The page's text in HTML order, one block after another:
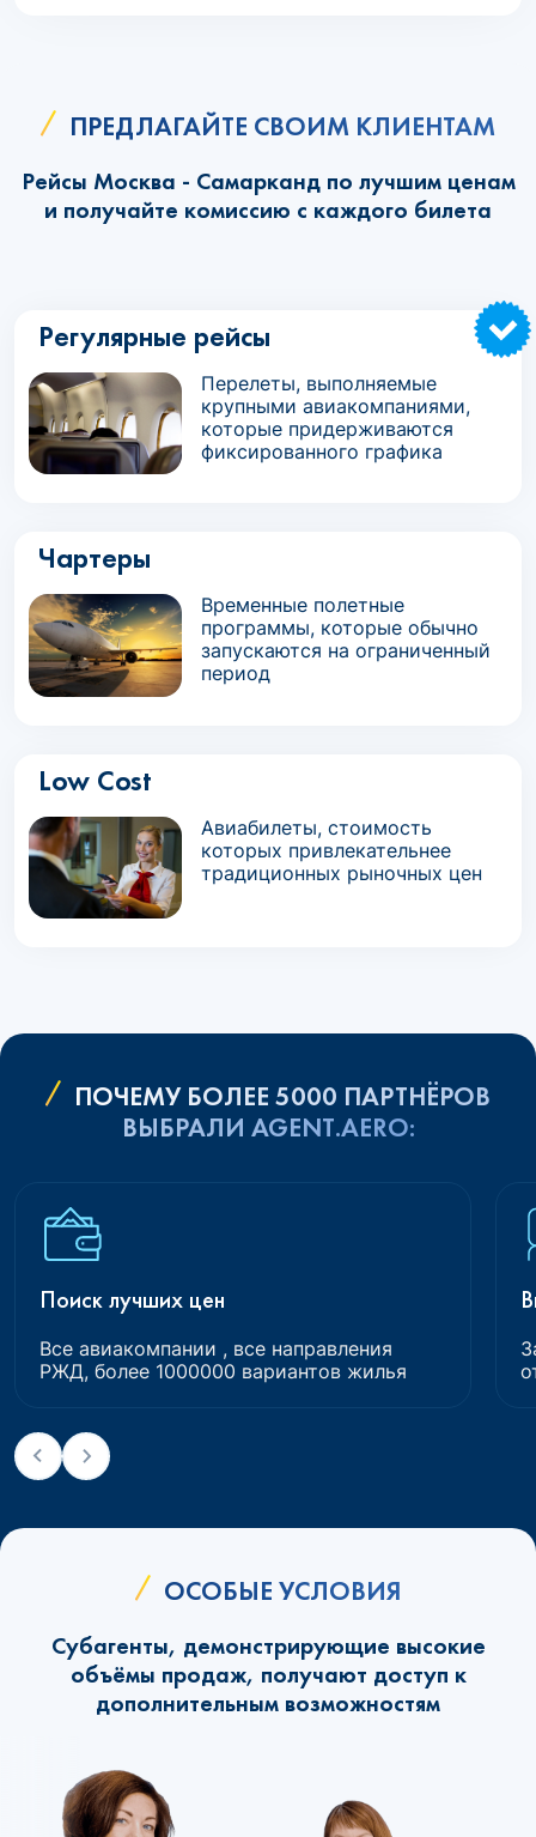
ПРЕДЛАГАЙТЕ СВОИМ КЛИЕНТАМ
Рейсы Москва - Самарканд по лучшим ценам
и получайте комиссию с каждого билета
Регулярные рейсы
Перелеты, выполняемые
крупными авиакомпаниями,
которые придерживаются
фиксированного графика
Чартеры
Временные полетные
программы, которые обычно
запускаются на ограниченный
период
Low Cost
Авиабилеты, стоимость
которых привлекательнее
традиционных рыночных цен
ПОЧЕМУ БОЛЕЕ 5000 ПАРТНЁРОВ
ВЫБРАЛИ AGENT.AERO:
Поиск лучших цен
Все авиакомпании , все направления
РЖД, более 1000000 вариантов жилья
ОСОБЫЕ УСЛОВИЯ
Субагенты, демонстрирующие высокие
объёмы продаж, получают доступ к
дополнительным возможностям